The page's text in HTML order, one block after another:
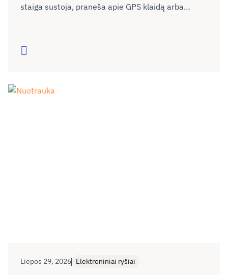
staiga sustoja, praneša apie GPS klaidą arba
palydovinės navigacijos signalo, sako Ryšių
Skaityti
Liepos 29, 2026 Elektroniniai ryšiai